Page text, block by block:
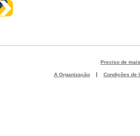
Preciso de
A Organização | Condições de